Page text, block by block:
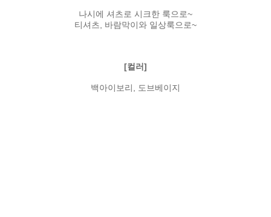
나시에 셔츠로 시크한 룩으로~
티셔츠, 바람막이와 일상룩으로~
[컬러]
백아이보리, 도브베이지